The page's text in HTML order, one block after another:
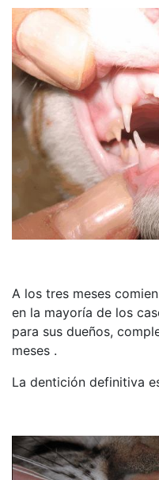
A los tres meses
en la mayoría de los
para sus dueños,
meses .
La dentición definitiva